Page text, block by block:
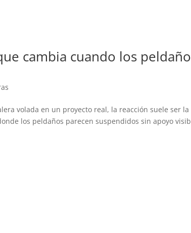
cambia cuando los
volada en un proyecto real, la reacción suele ser
los peldaños parecen suspendidos sin apoyo